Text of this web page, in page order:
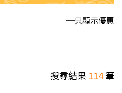
只顯示優惠
搜尋結果 114筆